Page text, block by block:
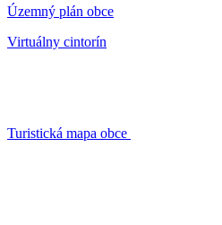
Územný plán obce
Virtuálny cintorín
Turistická mapa obce